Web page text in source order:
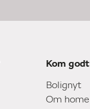
Kom
Bolignyt
Om home